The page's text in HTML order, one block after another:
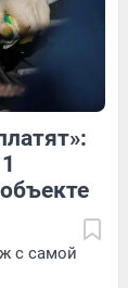
с самой